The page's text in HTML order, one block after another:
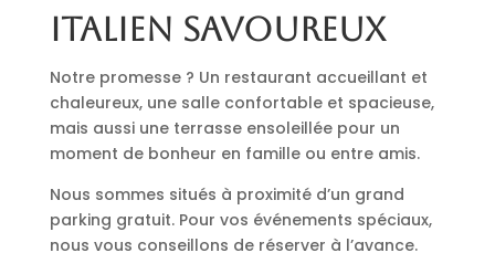
italien savoureux
Notre promesse ? Un restaurant accueillant et
chaleureux, une salle confortable et spacieuse,
mais aussi une terrasse ensoleillée pour un
moment de bonheur en famille ou entre amis.
Nous sommes situés à proximité d’un grand
parking gratuit. Pour vos événements spéciaux,
nous vous conseillons de réserver à l’avance.